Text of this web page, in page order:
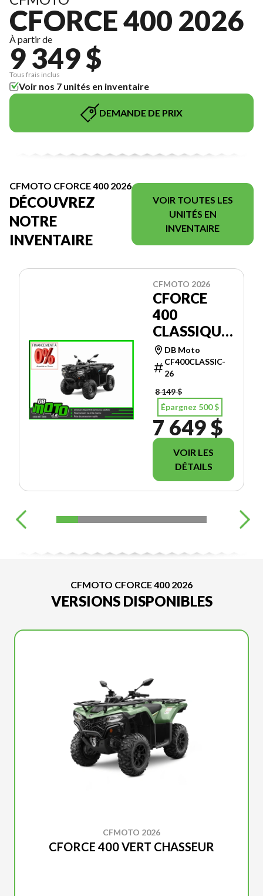
CFORCE 400 2026
À partir de
9 349 $
Tous frais inclus
Voir nos 7 unités en inventaire
DEMANDE DE PRIX
CFMOTO CFORCE 400 2026
DÉCOUVREZ
NOTRE
INVENTAIRE
VOIR TOUTES LES
UNITÉS EN
INVENTAIRE
CFMOTO 2026
CFORCE
400
CLASSIQUE
** 0%
D'INTÉRÊT
DISPONIBLE
**
DB Moto
CF400CLASSIC-
26
8 149 $
Épargnez 500 $
7 649 $
VOIR LES
DÉTAILS
CFMOTO CFORCE 400 2026
VERSIONS DISPONIBLES
CFMOTO 2026
CFORCE 400 VERT CHASSEUR